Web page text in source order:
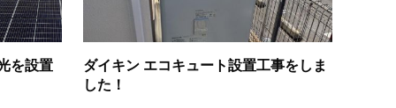
を設置
ダイキン エコキュート設置工事をしま
した！